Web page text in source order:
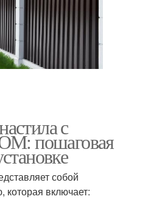
с
пошаговая
собой
которая включает: